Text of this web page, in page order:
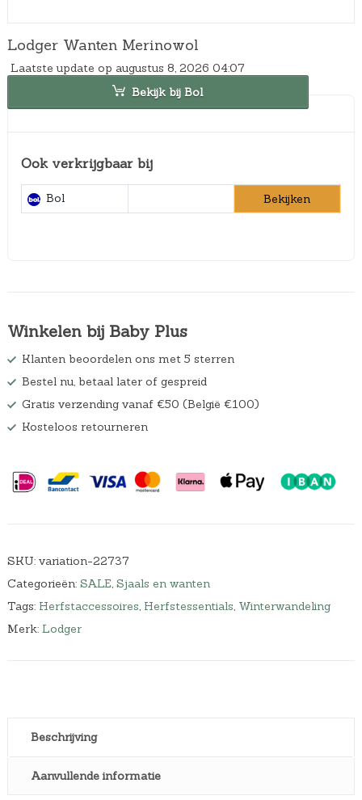
Lodger Wanten Merinowol
Laatste update op augustus 8, 2026 04:07
Bekijk bij Bol
Ook verkrijgbaar bij
Bol Bekijken
Winkelen bij Baby Plus
Klanten beoordelen ons met 5 sterren
Bestel nu, betaal later of gespreid
Gratis verzending vanaf €50 (België €100)
Kosteloos retourneren
SKU: variation-22737
Categorieën: SALE, Sjaals en wanten
Tags: Herfstaccessoires, Herfstessentials, Winterwandeling
Merk: Lodger
Beschrijving
Aanvullende informatie